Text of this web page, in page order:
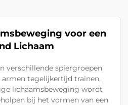
voor een
Lichaam
verschillende spiergroepen
armen tegelijkertijd trainen,
lichaamsbeweging wordt
bij het vormen van een